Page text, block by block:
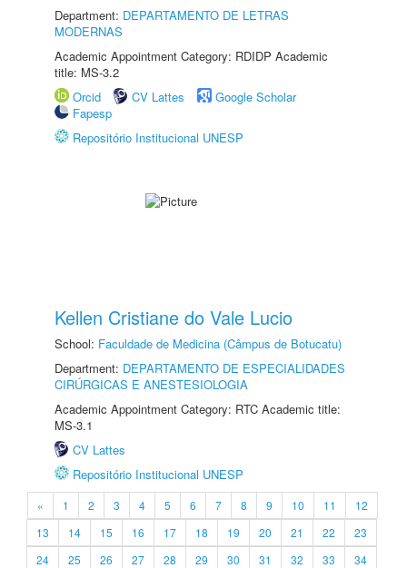
Department: DEPARTAMENTO DE LETRAS
MODERNAS
Academic Appointment Category: RDIDP Academic
title: MS-3.2
Orcid
CV Lattes
Google Scholar
Fapesp
Repositório Institucional UNESP
Kellen Cristiane do Vale Lucio
School: Faculdade de Medicina (Câmpus de Botucatu)
Department: DEPARTAMENTO DE ESPECIALIDADES
CIRÚRGICAS E ANESTESIOLOGIA
Academic Appointment Category: RTC Academic title:
MS-3.1
CV Lattes
Repositório Institucional UNESP
« 1 2 3 4 5 6 7 8 9 10 11
12
13
14 15 16 17 18 19 20 21 22
23
24
25 26 27 28 29 30 31 32 33
34